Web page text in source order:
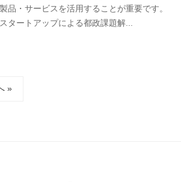
品・サービスを活用することが重要です。
タートアップによる都政課題解...
»